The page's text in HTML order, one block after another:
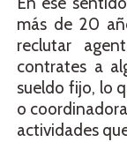
más de 20
reclutar
contrates a
sueldo fijo, lo
o
actividades